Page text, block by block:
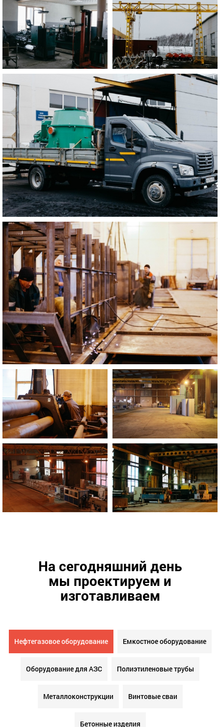
На сегодняшний день
мы проектируем и
изготавливаем
Нефтегазовое оборудование Емкостное оборудование
Оборудование для АЗС Полиэтиленовые трубы
Металлоконструкции Винтовые сваи
Бетонные изделия